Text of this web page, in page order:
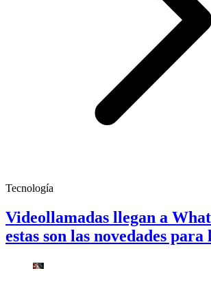
Tecnología
Videollamadas llegan a
estas son las novedades para